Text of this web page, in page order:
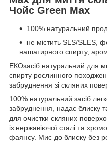
Чойс Green Max
100% натуральний
не містить SLS/SLES,
нашатирного спирту,
ЕКОзасіб натуральний для
спирту рослинного
забруднення зі скляних
100% натуральний засіб
забруднення, надає блиску
для очистки скляних
із нержавіючої сталі та
фаянсу. Миє до блиску без